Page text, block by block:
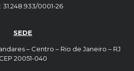
31.248.933/0001-26
SEDE
andares – Centro – Rio de Janeiro – RJ
CEP 20051-040